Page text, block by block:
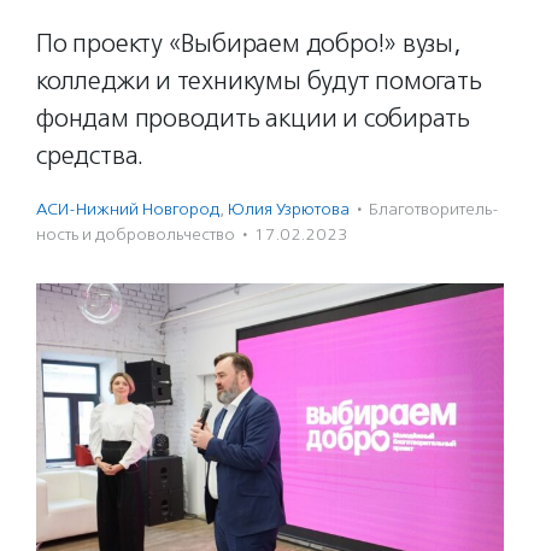
По проекту «Выбираем добро!» вузы,
колледжи и техникумы будут помогать
фондам проводить акции и собирать
средства.
АСИ-Нижний Новгород, Юлия Узрютова · Благотвори­тель­
ность и доброволь­чест­во · 17.02.2023